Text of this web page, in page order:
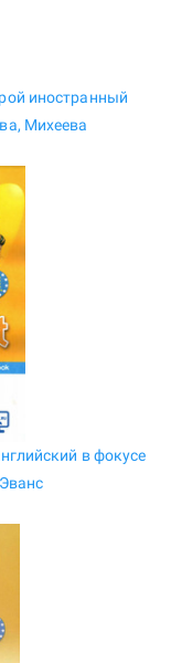
иностранный
Михеева
в фокусе